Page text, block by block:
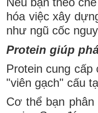
hóa việc xây
như ngũ cốc
Protein giúp
Protein cung
"viên gạch" cấu
Cơ thể bạn